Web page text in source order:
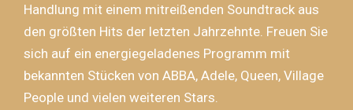
Handlung mit einem mitreißenden Soundtrack aus
den größten Hits der letzten Jahrzehnte. Freuen Sie
sich auf ein energiegeladenes Programm mit
bekannten Stücken von ABBA, Adele, Queen, Village
People und vielen weiteren Stars.